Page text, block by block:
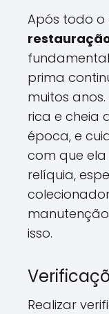
Após todo
prima
muitos anos.
rica e cheia
época, e
com que
relíquia,
isso.
Realizar